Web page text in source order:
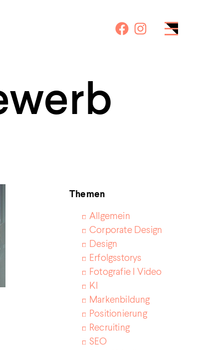
Themen
Allgemein
Corporate Design
Design
Erfolgsstorys
Fotografie I Video
KI
Markenbildung
Positionierung
Recruiting
SEO